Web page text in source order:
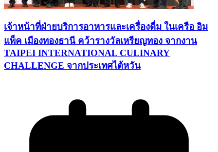
เจ้าหน้าที่ฝ่ายบริการอาหารและเครื่องดื่ม ในเครือ อิม
แพ็ค เมืองทองธานี คว้ารางวัลเหรียญทอง จากงาน
TAIPEI INTERNATIONAL CULINARY
CHALLENGE จากประเทศไต้หวัน